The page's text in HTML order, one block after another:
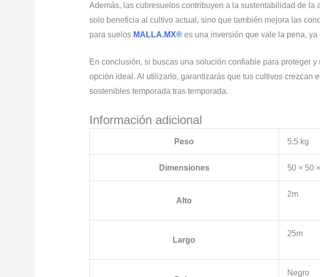
Además, las cubresuelos contribuyen a la sustentabilidad de
solo beneficia al cultivo actual, sino que también mejora las
para suelos MALLA.MX®es una inversión que vale la pena, ya
En conclusión, si buscas una solución confiable para proteger
opción ideal. Al utilizarlo, garantizarás que tus cultivos crezcan
sostenibles temporada tras temporada.
Información adicional
Peso 5.5 kg
Dimensiones 50 × 50
Alto
2m
Largo
25m
Negro